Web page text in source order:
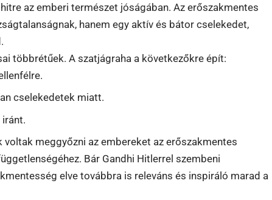
az emberi természet jóságában. Az erőszakmentes
hanem egy aktív és bátor cselekedet,
többrétűek. A szatjágraha a következőkre épít:
cselekedetek miatt.
meggyőzni az embereket az erőszakmentes
Bár Gandhi Hitlerrel szembeni
elve továbbra is releváns és inspiráló marad a